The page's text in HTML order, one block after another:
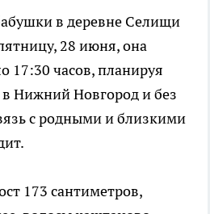
в деревне Селищи
28 июня, она
17:30 часов, планируя
в Нижний Новгород и без
с родными и близкими
173 сантиметров,